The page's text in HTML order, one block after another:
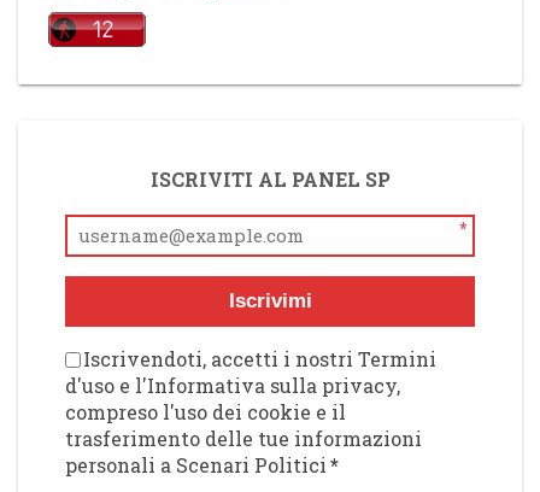
ISCRIVITI AL PANEL SP
*
Iscrivimi
Iscrivendoti, accetti i nostri Termini
d'uso e l'Informativa sulla privacy,
compreso l'uso dei cookie e il
trasferimento delle tue informazioni
personali a Scenari Politici*